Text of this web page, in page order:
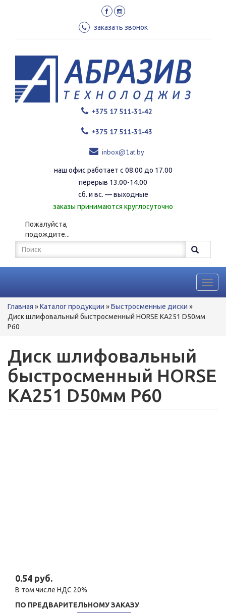
заказать звонок
+375 17 511-31-42
+375 17 511-31-43
inbox@1at.by
наш офис работает с 08.00 до 17.00
перерыв 13.00-14.00
сб. и вс. — выходные
заказы принимаются круглосуточно
Пожалуйста,
подождите...
Форма
поиска
Поиск
Вы
здесь
Главная »Каталог продукции »Быстросменные диски »
Диск шлифовальный быстросменный HORSE KA251 D50мм
P60
Диск шлифовальный
быстросменный HORSE
KA251 D50мм P60
0.54 руб.
В том числе НДС 20%
ПО ПРЕДВАРИТЕЛЬНОМУ ЗАКАЗУ